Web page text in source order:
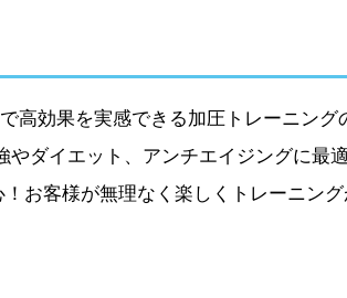
高効果を実感できる加圧トレーニング
ダイエット、アンチエイジングに最適
お客様が無理なく楽しくトレーニング